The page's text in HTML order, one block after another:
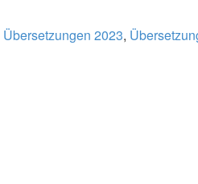
Übersetzungen 2023,